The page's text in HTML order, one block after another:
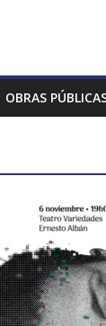
OBRAS